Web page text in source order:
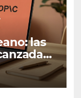
las
de